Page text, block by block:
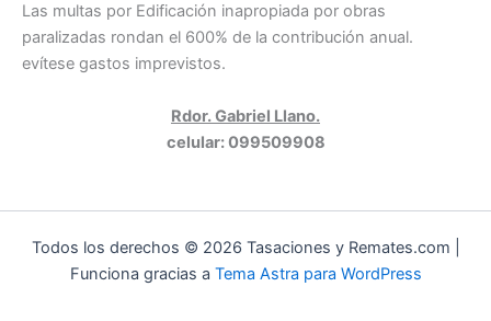
Las multas por Edificación inapropiada por obras
paralizadas rondan el 600% de la contribución anual.
evítese gastos imprevistos.
Rdor. Gabriel Llano.
celular: 099509908
Todos los derechos © 2026 Tasaciones y Remates.com |
Funciona gracias a Tema Astra para WordPress